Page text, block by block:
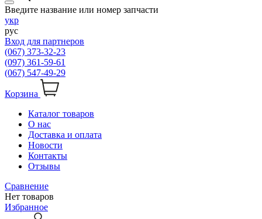
Введите название или номер запчасти
укр
рус
Вход для партнеров
(067) 373-32-23
(097) 361-59-61
(067) 547-49-29
Корзина
Каталог товаров
О нас
Доставка и оплата
Новости
Контакты
Отзывы
Сравнение
Нет товаров
Избранное